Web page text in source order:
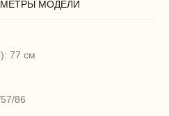
МОДЕЛИ
77 см
86